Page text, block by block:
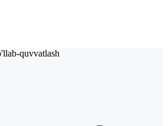
quvvatlash